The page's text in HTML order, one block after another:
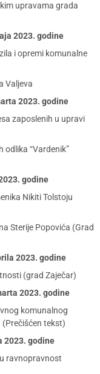
upravama grada
2023. godine
i opremi komunalne
Valjeva
2023. godine
zaposlenih u upravi
odlika “Vardenik”
godine
Nikiti Tolstoju
Sterije Popovića (Grad
2023. godine
(grad Zaječar)
2023. godine
komunalnog
(Prečišćen tekst)
2023. godine
ravnopravnost